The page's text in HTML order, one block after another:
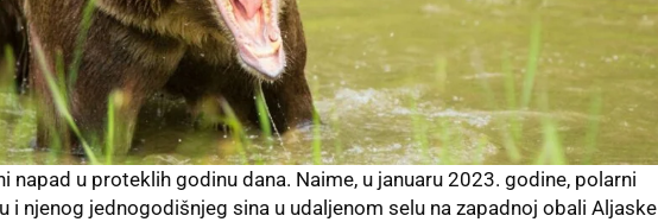
napad u proteklih godinu dana. Naime, u januaru 2023. godine, polarni
i njenog jednogodišnjeg sina u udaljenom selu na zapadnoj obali Aljaske